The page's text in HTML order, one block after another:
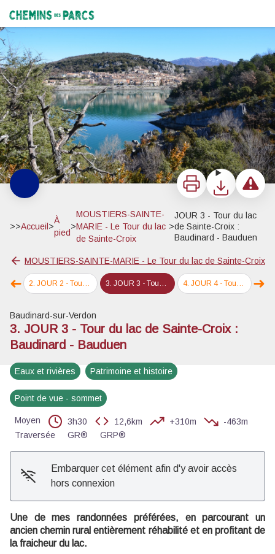
Chemins des Parcs
Voir l'image en plein écran
ImprimerTéléchargerSignaler
>>Accueil>
À
pied
>
MOUSTIERS-SAINTE-
MARIE - Le Tour du lac
de Sainte-Croix
>
JOUR 3 - Tour du lac
de Sainte-Croix :
Baudinard - Bauduen
MOUSTIERS-SAINTE-MARIE - Le Tour du lac de Sainte-Croix
➜Étape précédente
2 JOUR 2 - Tour du lac de Sainte-Croix : Sainte-Croix - Baudinard 3 .JOUR 3 - Tour du lac de Sainte-Croix : Baudinard - Bauduen 4. JOUR 4 - Tour du lac de Sainte-Croix du Verdon : Bauduen - Les-Salles-sur-Verdon 5.
➜
Baudinard-sur-Verdon
3. JOUR 3 - Tour du lac de Sainte-Croix :
Baudinard - Bauduen
Eaux et rivières Patrimoine et histoire
Point de vue - sommet
Moyen 3h30 12,6km +310m
-463m
Traversée
GR® GRP®
Embarquer cet élément afin d'y avoir accès
hors connexion
Une de mes randonnées préférées, en parcourant un
ancien chemin rural entièrement réhabilité et en profitant de
la fraicheur du lac.